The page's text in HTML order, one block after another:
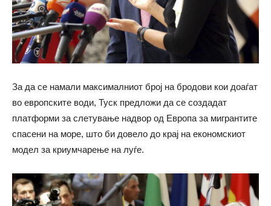
За да се намали максималниот број на бродови кои доаѓат
во европските води, Туск предложи да се создадат
платформи за слетување надвор од Европа за мигрантите
спасени на море, што би довело до крај на економскиот
модел за криумчарење на луѓе.